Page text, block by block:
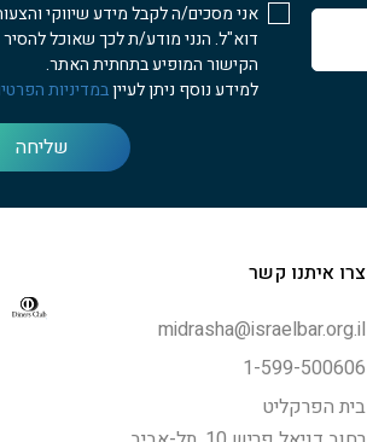
אני מסכים/ה לקבל מידע שיווקי
דוא"ל. הנני מודע/ת לכך שאוכל
הקישור המופיע בתחתית האתר.
למידע נוסף ניתן לעייןבמדיניות
שליחה
צרו איתנו קשר
midrasha@israelbar.org.il
1-599-500606
בית הפרקליט